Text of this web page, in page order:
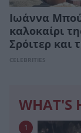
Ιωάννα
καλοκαίρι
Σρόιτερ και
CELEBRITIES
WHAT'S
1